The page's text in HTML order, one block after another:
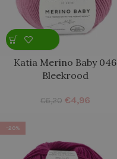
Katia Merino Baby 046
Bleekrood
€6,20 €4,96
-20%